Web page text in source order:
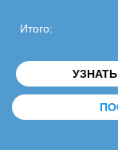
Итого: